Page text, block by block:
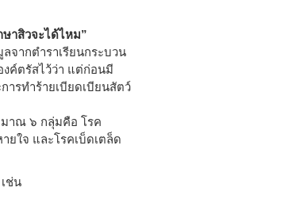
าสิวจะได้ไหม”
จากตำราเรียนกระบวน
งค์ตรัสไว้ว่า แต่ก่อนมี
ารทำร้ายเบียดเบียนสัตว์
าณ ๖ กลุ่มคือ โรค
ยใจ และโรคเบ็ดเตล็ด
ช่น